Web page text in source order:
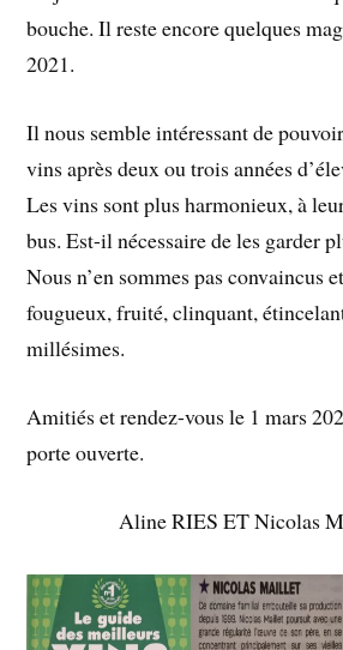
bouche. Il reste encore quelques
2021.
Il nous semble intéressant de
vins après deux ou trois années
Les vins sont plus harmonieux, à
bus. Est-il nécessaire de les garder
Nous n’en sommes pas convaincus
fougueux, fruité, clinquant,
millésimes.
Amitiés et rendez-vous le 1 mars
porte ouverte.
Aline RIES ET Nicolas